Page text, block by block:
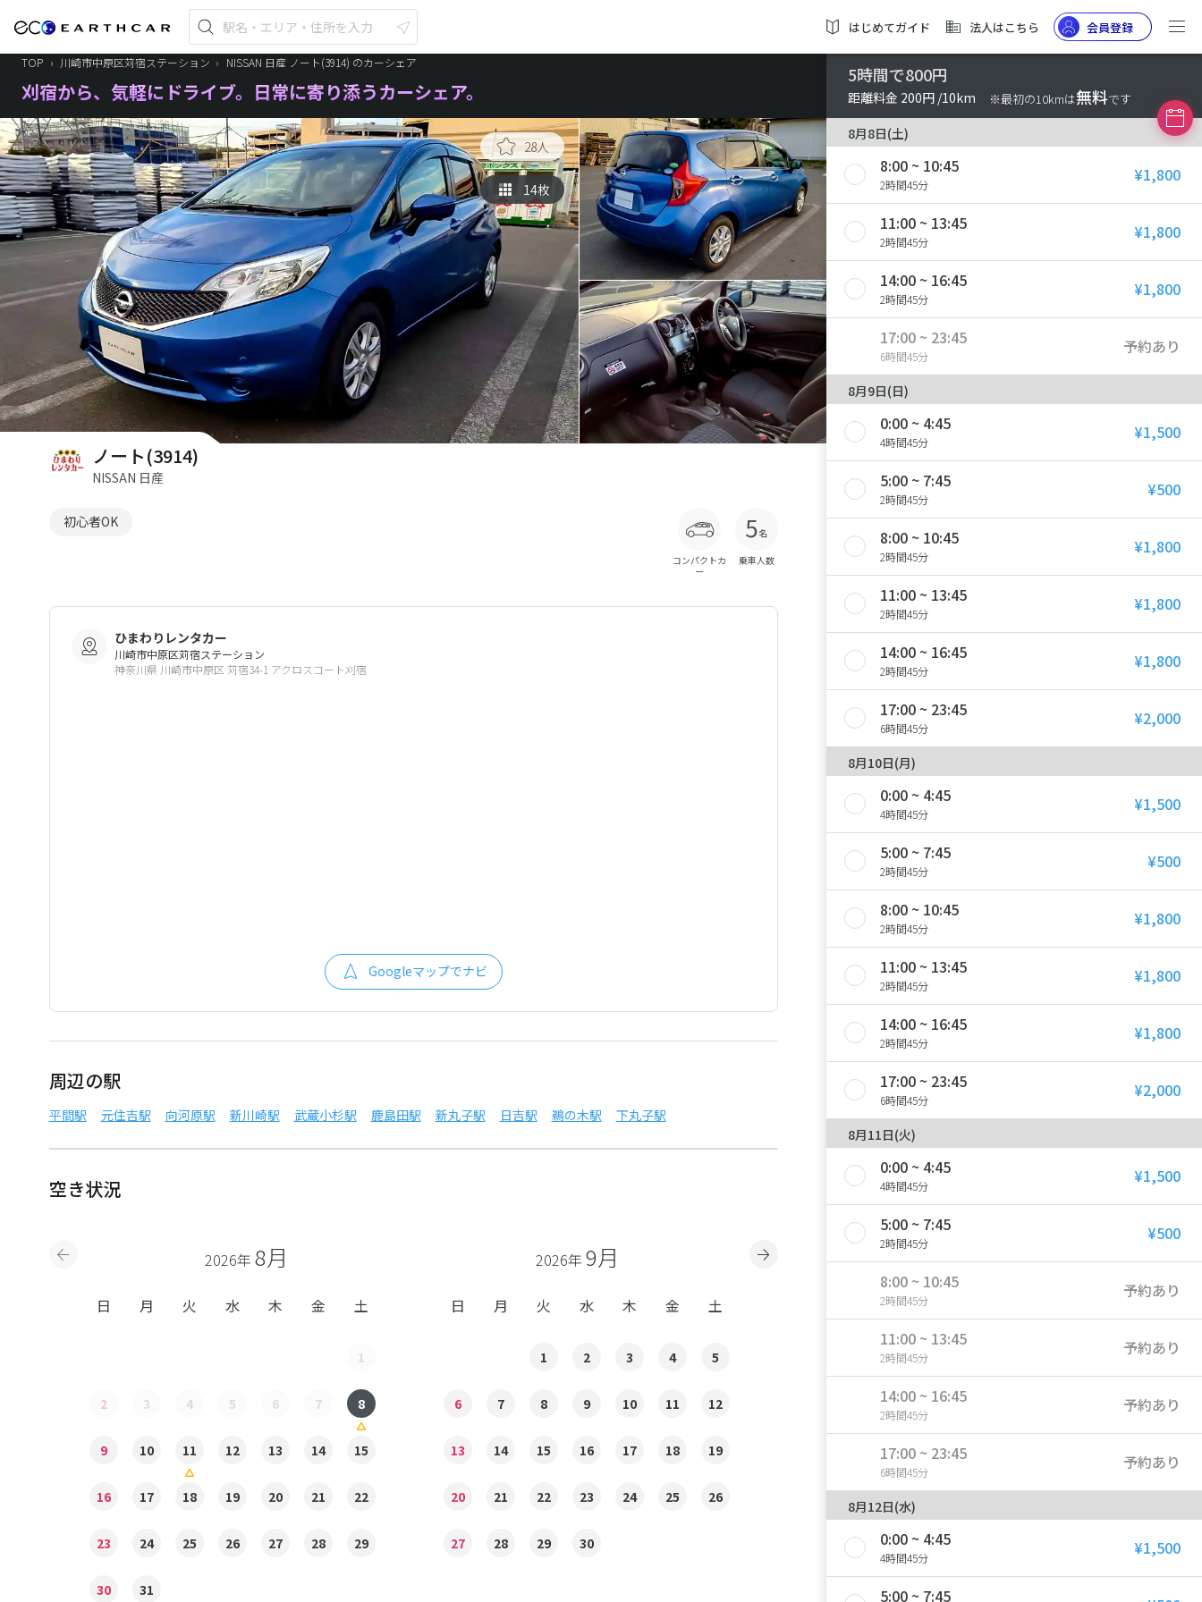
はじめてガイド 法人はこちら 会員登録
TOP › 川崎市中原区苅宿ステーション › NISSAN 日産 ノート(3914) のカーシェア
刈宿から、気軽にドライブ。日常に寄り添うカーシェア。
28人
14枚
ノート(3914)
NISSAN 日産
初心者OK
コンパクトカ
ー
乗車人数
ひまわりレンタカー
川崎市中原区苅宿ステーション
神奈川県 川崎市中原区 苅宿34-1 アクロスコート刈宿
Googleマップでナビ
周辺の駅
平間駅 元住吉駅 向河原駅 新川崎駅 武蔵小杉駅 鹿島田駅 新丸子駅 日吉駅 鵜の木駅 下丸子駅
空き状況
2026年 8月 2026年 9月
日 月 火 水 木 金 土
1
2 3 4 5 6 7 8
9 10 11 12 13 14 15
16 17 18 19 20 21 22
23 24 25 26 27 28 29
30 31
日 月 火 水 木 金 土
1 2 3 4 5
6 7 8 9 10 11 12
13 14 15 16 17 18 19
20 21 22 23 24 25 26
27 28 29 30
5時間で800円
距離料金 200円 /10km ※最初の10kmは無料です
8月8日(土)
8:00 ~ 10:45
2時間45分 ¥1,800
11:00 ~ 13:45
2時間45分 ¥1,800
14:00 ~ 16:45
2時間45分 ¥1,800
17:00 ~ 23:45
6時間45分 予約あり
8月9日(日)
0:00 ~ 4:45
4時間45分 ¥1,500
5:00 ~ 7:45
2時間45分 ¥500
8:00 ~ 10:45
2時間45分 ¥1,800
11:00 ~ 13:45
2時間45分 ¥1,800
14:00 ~ 16:45
2時間45分 ¥1,800
17:00 ~ 23:45
6時間45分 ¥2,000
8月10日(月)
0:00 ~ 4:45
4時間45分 ¥1,500
5:00 ~ 7:45
2時間45分 ¥500
8:00 ~ 10:45
2時間45分 ¥1,800
11:00 ~ 13:45
2時間45分 ¥1,800
14:00 ~ 16:45
2時間45分 ¥1,800
17:00 ~ 23:45
6時間45分 ¥2,000
8月11日(火)
0:00 ~ 4:45
4時間45分 ¥1,500
5:00 ~ 7:45
2時間45分 ¥500
8:00 ~ 10:45
2時間45分 予約あり
11:00 ~ 13:45
2時間45分 予約あり
14:00 ~ 16:45
2時間45分 予約あり
17:00 ~ 23:45
6時間45分 予約あり
8月12日(水)
0:00 ~ 4:45
4時間45分 ¥1,500
5:00 ~ 7:45